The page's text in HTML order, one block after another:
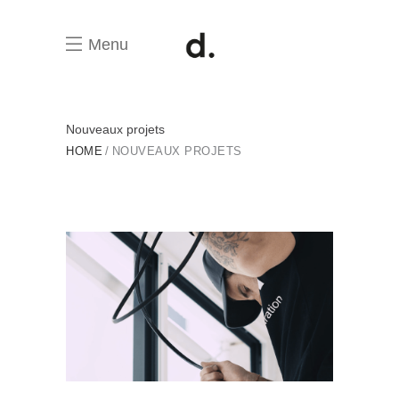
Menu
Nouveaux projets
HOME NOUVEAUX PROJETS